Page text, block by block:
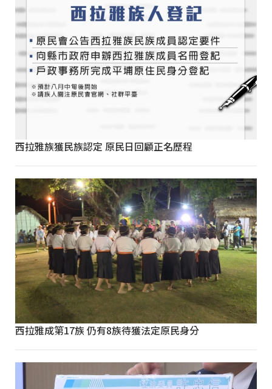
西拉雅族獲民族認定 原民日回顧正名歷程
西拉雅成第17族 仍有8族待獲法定原民身分